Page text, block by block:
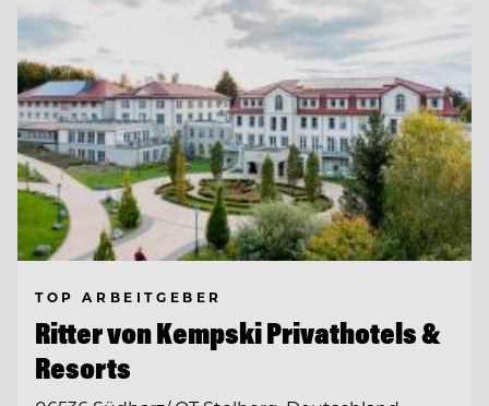
TOP ARBEITGEBER
Ritter von Kempski Privathotels &
Resorts